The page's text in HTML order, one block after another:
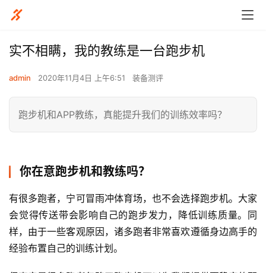
实不相瞒，我的教练是一台跑步机
admin 2020年11月4日 上午6:51 装备测评
跑步机和APP教练，真能提升我们的训练效率吗？
你在意跑步机和教练吗？
有很多跑者，宁可冒雨冲体育场，也不会选择跑步机。大家
会觉得传送带会影响自己的跑步发力，降低训练质量。同
样，由于一些客观原因，诸多跑者非常喜欢遵循身边高手的
经验布置自己的训练计划。